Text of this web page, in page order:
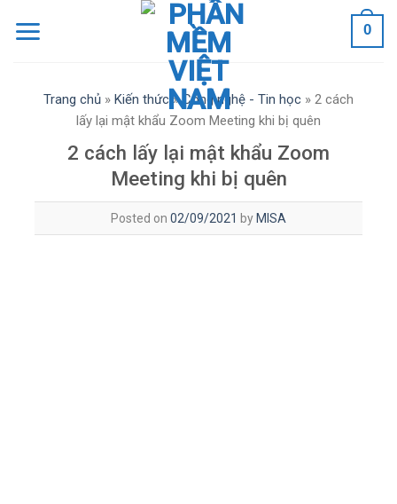
0
Trang chủ » Kiến thức » Công nghệ - Tin học » 2 cách
lấy lại mật khẩu Zoom Meeting khi bị quên
2 cách lấy lại mật khẩu Zoom
Meeting khi bị quên
Posted on 02/09/2021 by MISA